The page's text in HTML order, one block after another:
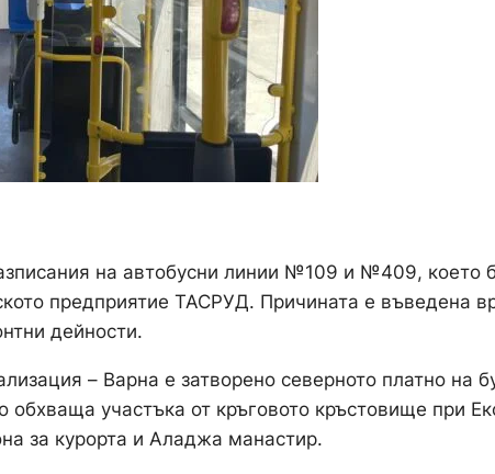
на автобусни линии №109 и №409, което
предприятие ТАСРУД. Причината е въведена
дейности.
– Варна е затворено северното платно на
обхваща участъка от кръговото кръстовище при
за курорта и Аладжа манастир.